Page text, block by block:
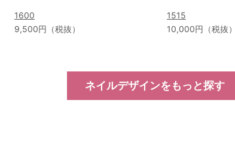
1600
9,500円（税抜）
1515
10,000円（税抜）
ネイルデザインをもっと探す